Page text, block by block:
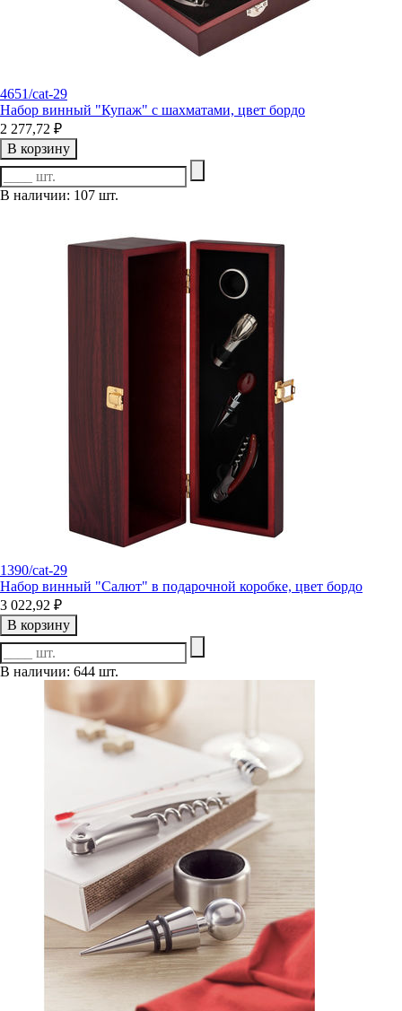
4651/cat-29
Набор винный "Купаж" с шахматами, цвет бордо
2 277,72 ₽
В корзину
В наличии: 107 шт.
1390/cat-29
Набор винный "Салют" в подарочной коробке, цвет бордо
3 022,92 ₽
В корзину
В наличии: 644 шт.